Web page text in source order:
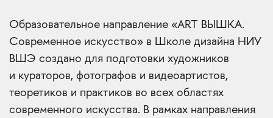
Образовательное направление «ART ВЫШКА.
Современное искусство» в Школе дизайна НИУ
ВШЭ создано для подготовки художников
и кураторов, фотографов и видеоартистов,
теоретиков и практиков во всех областях
современного искусства. В рамках направления